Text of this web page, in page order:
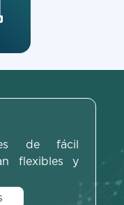
de fácil
flexibles y